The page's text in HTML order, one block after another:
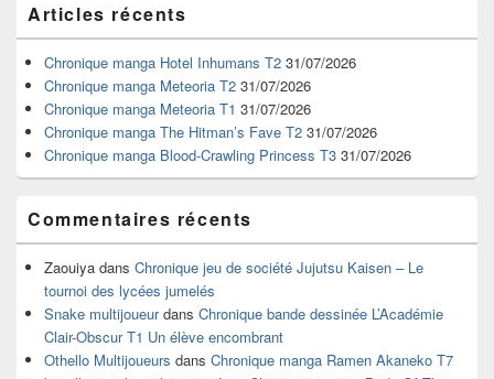
principale
de
widget
pour
barre
latérale
Articles récents
Chronique manga Hotel Inhumans T2 31/07/2026
Chronique manga Meteoria T2 31/07/2026
Chronique manga Meteoria T1 31/07/2026
Chronique manga The Hitman’s Fave T2 31/07/2026
Chronique manga Blood-Crawling Princess T3 31/07/2026
Commentaires récents
Zaouiya dans Chronique jeu de société Jujutsu Kaisen – Le
tournoi des lycées jumelés
Snake multijoueurdans Chronique bande dessinée L’Académie
Clair-Obscur T1 Un élève encombrant
Othello Multijoueurs dans Chronique manga Ramen Akaneko T7